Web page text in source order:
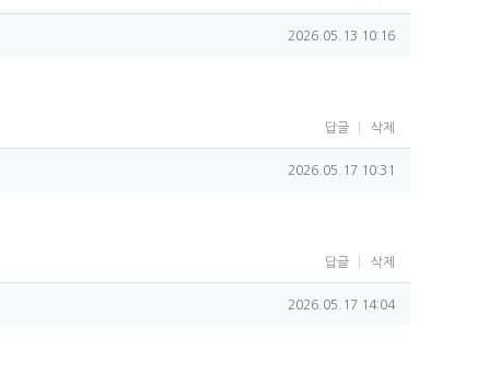
작성일
2026.05.13 10:16
답글 삭제
작성일
2026.05.17 10:31
답글 삭제
작성일
2026.05.17 14:04